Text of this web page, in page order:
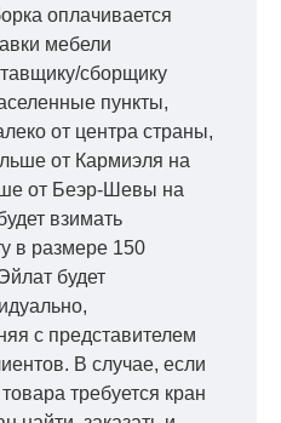
оплачивается
мебели
сборщику
пункты,
от центра страны,
от Кармиэля на
от Беэр-Шевы на
взимать
в размере 150
будет
с представителем
В случае, если
требуется кран